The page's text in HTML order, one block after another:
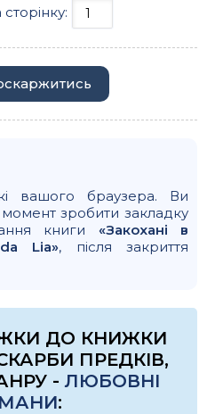
вашого браузера. Ви
зробити закладку
книги «Закохані в
Lia», після закриття
ДО КНИЖКИ
ПРЕДКІВ,
-ЛЮБОВНІ
: